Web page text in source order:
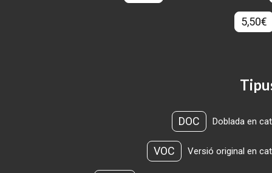
5,50€
DOC Doblada en
VOC Versió original en